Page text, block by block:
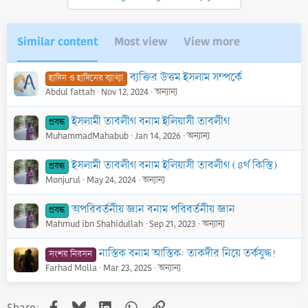
Similar content Most view View more
হাদিস ও হাদিসের ব্যাখ্যা ব্যক্তির উত্তম ইসলাম সম্পর্কে
Abdul fattah Nov 12, 2024 অন্যান্য
প্রবন্ধ ইসলামী তাবলীগ বনাম ইলিয়াসী তাবলীগ
MuhammadMahabub Jan 14, 2026 অন্যান্য
প্রবন্ধ ইসলামী তাবলীগ বনাম ইলিয়াসী তাবলীগ (৪র্থ কিস্তি)
Monjurul May 24, 2024 অন্যান্য
প্রবন্ধ অপরিবর্তনীয় জ্ঞান বনাম পরিবর্তনীয় জ্ঞান
Mahmud ibn Shahidullah Sep 21, 2023 অন্যান্য
সংশয় নিরসন নাস্তিক বনাম আস্তিক: তাকদীর নিয়ে তর্কযুদ্ধ!
Farhad Molla Mar 23, 2025 অন্যান্য